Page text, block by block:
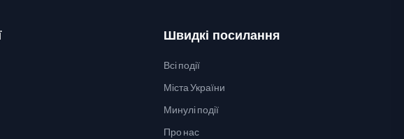
Швидкі посилання
Всі події
Міста України
Минулі події
Про нас